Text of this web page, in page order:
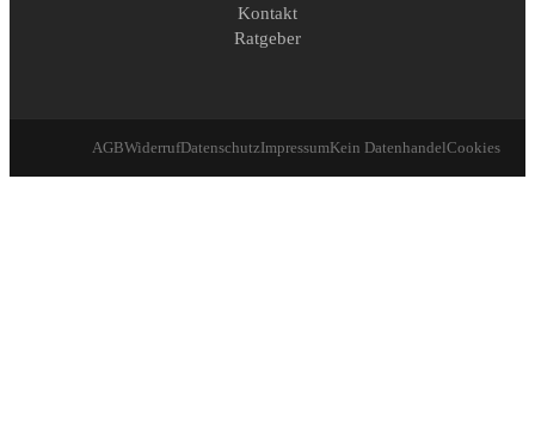
Kontakt
Ratgeber
AGBWiderrufDatenschutzImpressumKein DatenhandelCookies